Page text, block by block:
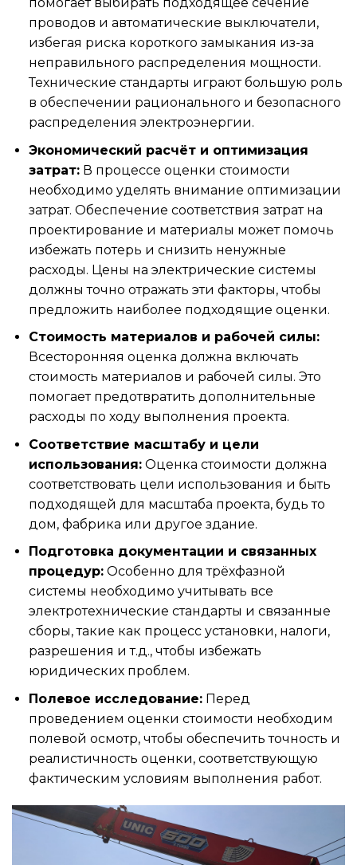
проводов и автоматические выключатели,
избегая риска короткого замыкания из-за
неправильного распределения мощности.
Технические стандарты играют большую роль
в обеспечении рационального и безопасного
распределения электроэнергии.
Экономический расчёт и оптимизация
затрат:В процессе оценки стоимости
необходимо уделять внимание оптимизации
затрат. Обеспечение соответствия затрат на
проектирование и материалы может помочь
избежать потерь и снизить ненужные
расходы. Цены на электрические системы
должны точно отражать эти факторы, чтобы
предложить наиболее подходящие оценки.
Стоимость материалов и рабочей силы:
Всесторонняя оценка должна включать
стоимость материалов и рабочей силы. Это
помогает предотвратить дополнительные
расходы по ходу выполнения проекта.
Соответствие масштабу и цели
использования:Оценка стоимости должна
соответствовать цели использования и быть
подходящей для масштаба проекта, будь то
дом, фабрика или другое здание.
Подготовка документации и связанных
процедур:Особенно для трёхфазной
системы необходимо учитывать все
электротехнические стандарты и связанные
сборы, такие как процесс установки, налоги,
разрешения и т.д., чтобы избежать
юридических проблем.
Полевое исследование:Перед
проведением оценки стоимости необходим
полевой осмотр, чтобы обеспечить точность и
реалистичность оценки, соответствующую
фактическим условиям выполнения работ.